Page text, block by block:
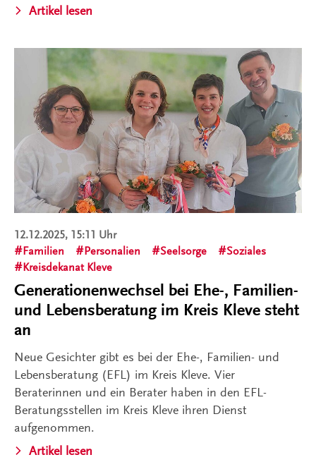
Artikel lesen
12.12.2025, 15:11 Uhr
Familien
Personalien Seelsorge
Soziales
Kreisdekanat Kleve
Generationenwechsel bei Ehe-, Familien-
und Lebensberatung im Kreis Kleve steht
an
Neue Gesichter gibt es bei der Ehe-, Familien- und
Lebensberatung (EFL) im Kreis Kleve. Vier
Beraterinnen und ein Berater haben in den EFL-
Beratungsstellen im Kreis Kleve ihren Dienst
aufgenommen.
Artikel lesen